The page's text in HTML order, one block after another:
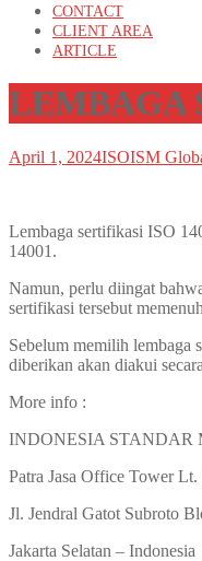
CONTACT
CLIENT AREA
ARTICLE
LEMBAGA
April 1, 2024ISOISM
Lembaga sertifikasi ISO
14001.
Namun, perlu diingat
sertifikasi tersebut
Sebelum memilih lembaga
diberikan akan diakui
More info :
INDONESIA STANDAR
Patra Jasa Office Tower Lt.
Jl. Jendral Gatot Subroto
Jakarta Selatan – Indonesia